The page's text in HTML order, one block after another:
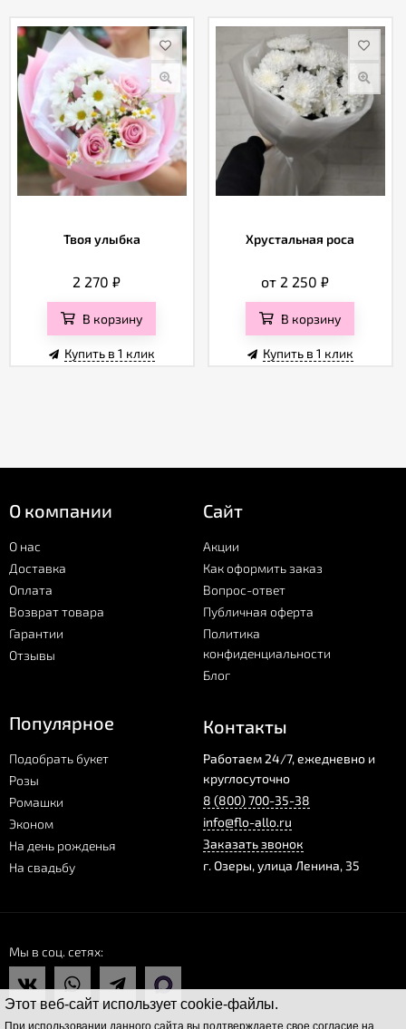
Этот веб-сайт использует cookie-файлы.
При использовании данного сайта вы подтверждаете свое согласие на
Твоя улыбка
2 270 ₽
В корзину
Купить в 1 клик
Хрустальная роса
от 2 250 ₽
В корзину
Купить в 1 клик
О компании
О нас
Доставка
Оплата
Возврат товара
Гарантии
Отзывы
Сайт
Акции
Как оформить заказ
Вопрос-ответ
Публичная оферта
Политика
конфиденциальности
Блог
Популярное
Подобрать букет
Розы
Ромашки
Эконом
На день рожденья
На свадьбу
Контакты
Работаем 24/7, ежедневно и
круглосуточно
8 (800) 700-35-38
info@flo-allo.ru
Заказать звонок
г.Озеры,улица Ленина, 35
Мы в соц. сетях